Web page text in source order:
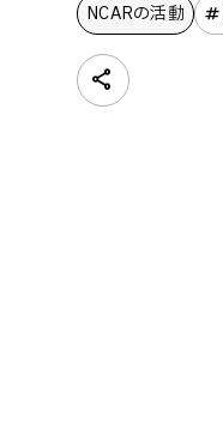
NCARの活動